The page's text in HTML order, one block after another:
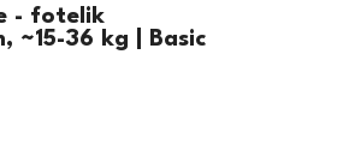
dodane produkty do
sesji.
- fotelik
~15-36 kg | Basic